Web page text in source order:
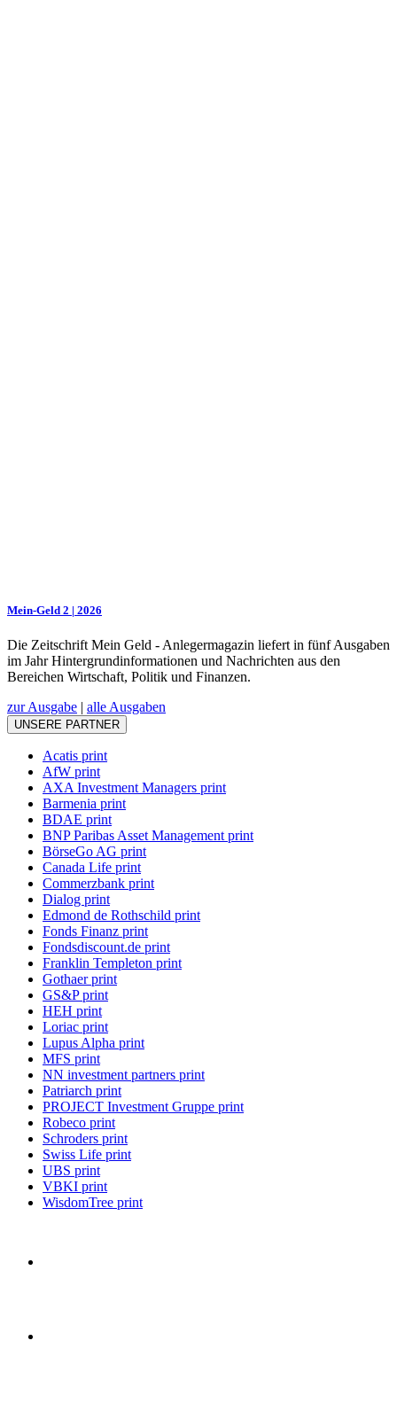
Mein-Geld 2 | 2026
Die Zeitschrift Mein Geld - Anlegermagazin liefert in fünf Ausgaben
im Jahr Hintergrundinformationen und Nachrichten aus den
Bereichen Wirtschaft, Politik und Finanzen.
zur Ausgabe | alle Ausgaben
UNSERE PARTNER
Acatis print
AfW print
AXA Investment Managers print
Barmenia print
BDAE print
BNP Paribas Asset Management print
BörseGo AG print
Canada Life print
Commerzbank print
Dialog print
Edmond de Rothschild print
Fonds Finanz print
Fondsdiscount.de print
Franklin Templeton print
Gothaer print
GS&P print
HEH print
Loriac print
Lupus Alpha print
MFS print
NN investment partners print
Patriarch print
PROJECT Investment Gruppe print
Robeco print
Schroders print
Swiss Life print
UBS print
VBKI print
WisdomTree print